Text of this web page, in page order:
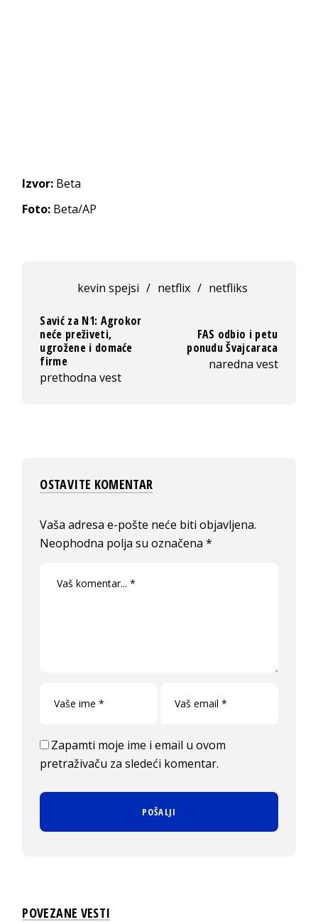
Izvor: Beta
Foto: Beta/AP
kevin spejsi / netflix / netfliks
Savić za N1: Agrokor
neće preživeti,
ugrožene i domaće
firme
prethodna vest
FAS odbio i petu
ponudu Švajcaraca
naredna vest
OSTAVITE KOMENTAR
Vaša adresa e-pošte neće biti objavljena.
Neophodna polja su označena*
Zapamti moje ime i email u ovom
pretraživaču za sledeći komentar.
POVEZANE VESTI